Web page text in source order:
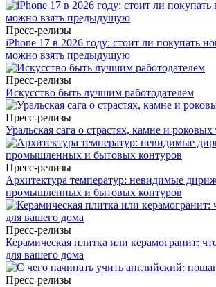
Пресс-релизы
iPhone 17 в 2026 году: стоит ли покупать
можно взять предыдущую
Пресс-релизы
Искусство быть лучшим работодателем
Пресс-релизы
Уральская сага о страстях, камне и роковых
Пресс-релизы
Архитектура температур: невидимые
промышленных и бытовых контуров
Пресс-релизы
Керамическая плитка или керамогранит:
для вашего дома
Пресс-релизы